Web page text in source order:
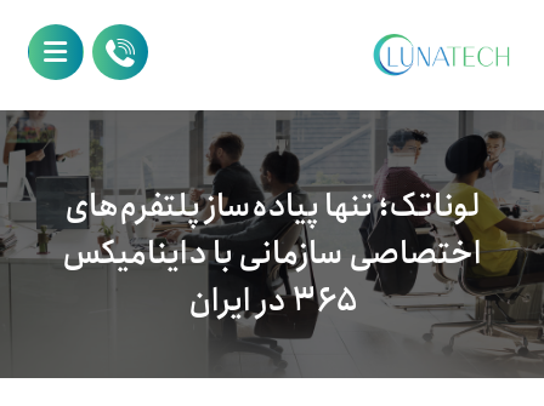
لوناتک؛ تنها پیاده‌ساز پلتفرم‌های
اختصاصی سازمانی با داینامیکس
۳۶۵ در ایران